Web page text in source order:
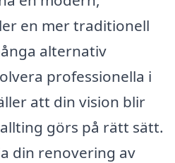
en mer traditionell
alternativ
professionella i
att din vision blir
görs på rätt sätt.
din renovering av